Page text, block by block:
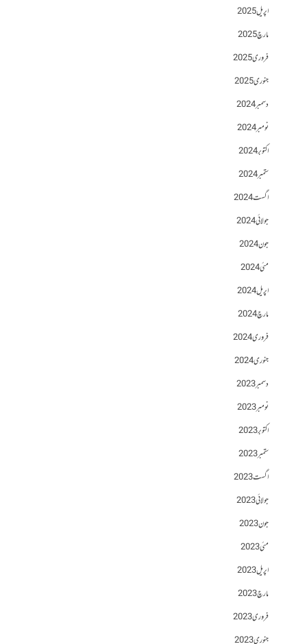
اپریل 2025
مارچ 2025
فروری 2025
جنوری 2025
دسمبر 2024
نومبر 2024
اکتوبر 2024
ستمبر 2024
اگست 2024
جولائی 2024
جون 2024
مئی 2024
اپریل 2024
مارچ 2024
فروری 2024
جنوری 2024
دسمبر 2023
نومبر 2023
اکتوبر 2023
ستمبر 2023
اگست 2023
جولائی 2023
جون 2023
مئی 2023
اپریل 2023
مارچ 2023
فروری 2023